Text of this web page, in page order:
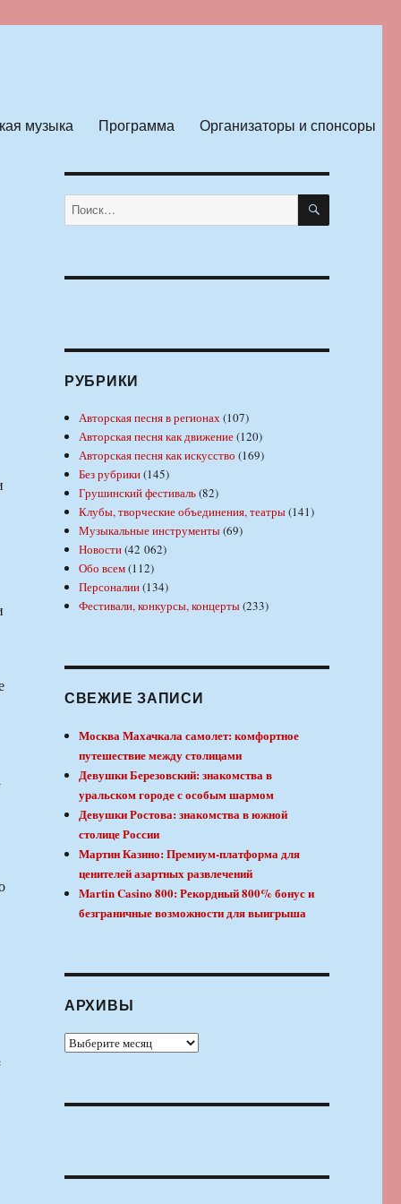
музыка Программа Организаторы и спонсоры
Искать: ПОИСК
РУБРИКИ
Авторская песня в регионах(107)
Авторская песня как движение(120)
Авторская песня как искусство (169)
Без рубрики(145)
Грушинский фестиваль(82)
Клубы, творческие объединения, театры(141)
Музыкальные инструменты(69)
Новости(42 062)
Обо всем(112)
Персоналии(134)
Фестивали, конкурсы, концерты(233)
СВЕЖИЕ ЗАПИСИ
Москва Махачкала самолет: комфортное
путешествие между столицами
Девушки Березовский: знакомства в
уральском городе с особым шармом
Девушки Ростова: знакомства в южной
столице России
Мартин Казино: Премиум-платформа для
ценителей азартных развлечений
Martin Casino 800: Рекордный 800% бонус и
безграничные возможности для выигрыша
АРХИВЫ
Архивы